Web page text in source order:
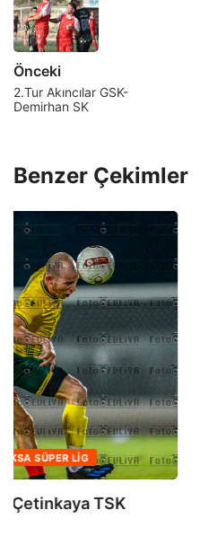
Önceki
2.Tur Akıncılar GSK-
Demirhan SK
Benzer Çekimler
2023-2024 FUTBOL SEZONU
1.Hafta Mağusa Türk